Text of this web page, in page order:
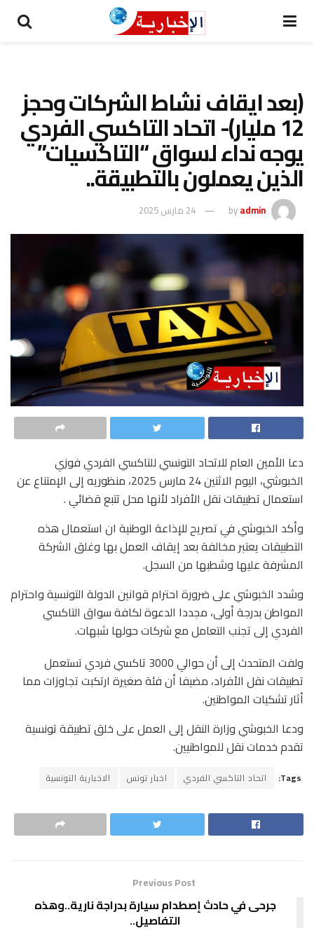
(بعد ايقاف نشاط الشركات وحجز
12 مليار)- اتحاد التاكسي الفردي
يوجه نداء لسواق “التاكسيات”
الذين يعملون بالتطبيقة..
byadmin 24 مارس 2025
دعا الأمين العام للاتحاد التونسي للتاكسي الفردي فوزي
الخبوشي، اليوم الاثنين 24 مارس 2025، منظوريه إلى الإمتناع عن
استعمال تطبيقات نقل الأفراد لأنها محل تتبع قضائي .
وأكد الخبوشي في تصريح للإذاعة الوطنية ان استعمال هذه
التطبيقات يعتبر مخالفة بعد إيقاف العمل بها وغلق الشركة
المشرفة عليها وشطبها من السجل.
وشدد الخبوشي على ضرورة احترام قوانين الدولة التونسية واحترام
المواطن بدرجة أولى، مجددا الدعوة لكافة سواق التاكسي
الفردي إلى تجنب التعامل مع شركات حولها شبهات.
ولفت المتحدث إلى أن حوالي 3000 تاكسي فردي تستعمل
تطبيقات نقل الأفراد، مضيفا أن فئة صغيرة ارتكبت تجاوزات مما
أثار تشكيات المواطنين.
ودعا الخبوشي وزارة النقل إلى العمل على خلق تطبيقة تونسية
تقدم خدمات نقل للمواطنيين.
Tags: اتحاد التاكسي الفردي اخبار تونس الاخبارية التونسية
Previous Post
جرحى في حادث إصطدام سيارة بدراجة نارية..وهذه
التفاصيل..